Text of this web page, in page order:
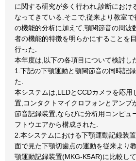
に関する研究が多く行われ,診断におけ
なってきている.そこで,従来より教室
の機能的分析に加えて,顎関節音の周波
者の機能的特徴を明らかにすることを
行った.
本年度は,以下の各項目について検討し
1.下記の下顎運動と顎関節音の同時記
た.
本システムは,LEDとCCDカメラを応用
置,コンタクトマイクロフォンとアンプ
節音記録装置,ならびに分析用コンピュ
フトウエアから構成された.
2.本システムにおける下顎運動記録装
面で見た下顎切歯点の運動を従来より
顎運動記録装置(MKG-K5AR)に比較し